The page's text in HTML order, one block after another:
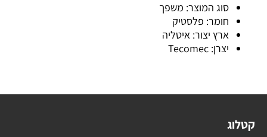
סוג המוצר: משפך
חומר: פלסטיק
ארץ יצור: איטליה
יצרן: Tecomec
קטלוג